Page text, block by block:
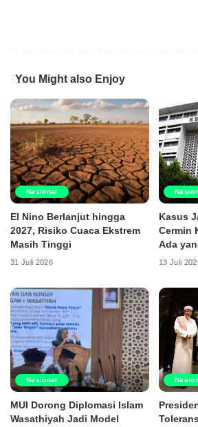
You Might also Enjoy
Nasional
El Nino Berlanjut hingga
2027, Risiko Cuaca Ekstrem
Masih Tinggi
31 Juli 2026
Kasus
Cermin
Ada
13 Juli
Nasional
MUI Dorong Diplomasi Islam
Wasathiyah Jadi Model